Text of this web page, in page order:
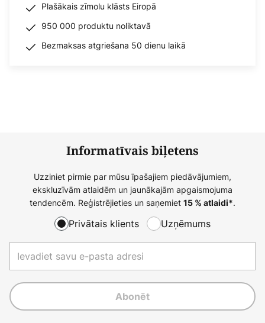
Plašākais zīmolu klāsts Eiropā
950 000 produktu noliktavā
Bezmaksas atgriešana 50 dienu laikā
Informatīvais biļetens
Uzziniet pirmie par mūsu īpašajiem piedāvājumiem,
ekskluzīvām atlaidēm un jaunākajām apgaismojuma
tendencēm. Reģistrējieties un saņemiet 15 % atlaidi*.
Privātais klients Uzņēmums
Abonēt